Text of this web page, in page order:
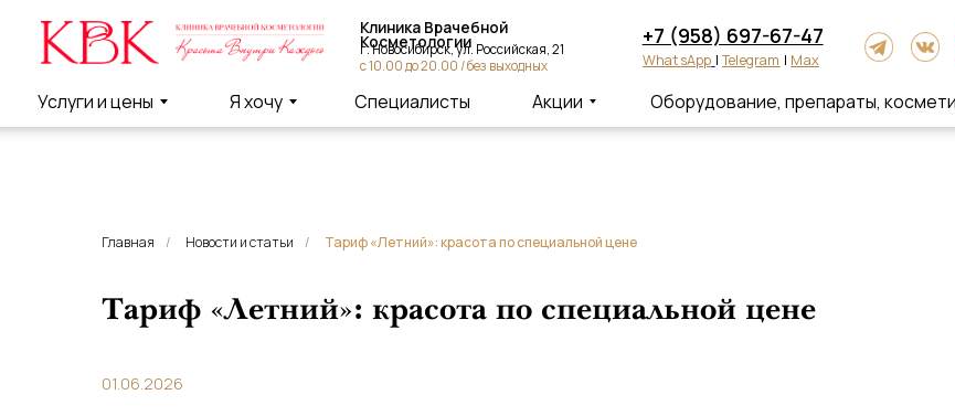
Специалисты Акции Оборудование, препараты, косметика
Я хочу
Услуги и цены
WhatsApp |Telegram|Max
+7 (958) 697-67-47
г. Новосибирск, ул. Российская, 21
с 10.00 до 20.00 / без выходных
Клиника Врачебной
Косметологии
Главная / Новости и статьи / Тариф «Летний»: красота по специальной цене
Тариф «Летний»: красота по специальной цене
01.06.2026